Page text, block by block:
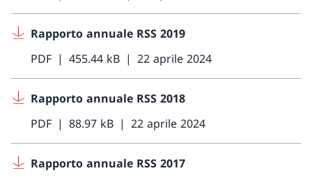
Rapporto annuale RSS 2019
PDF
455.44 kB 22 aprile 2024
Rapporto annuale RSS 2018
PDF
88.97 kB 22 aprile 2024
Rapporto annuale RSS 2017